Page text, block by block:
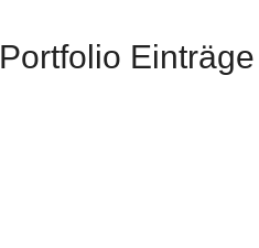
Portfolio Einträge